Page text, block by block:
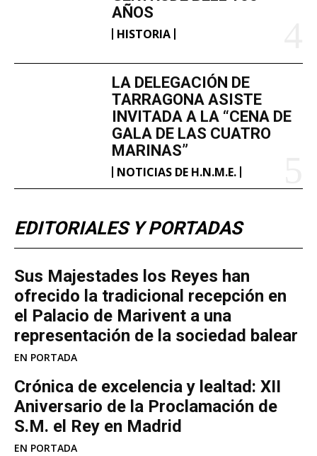
AÑOS
HISTORIA
LA DELEGACIÓN DE
TARRAGONA ASISTE
INVITADA A LA “CENA DE
GALA DE LAS CUATRO
MARINAS”
NOTICIAS DE H.N.M.E.
EDITORIALES Y PORTADAS
​Sus Majestades los Reyes han
ofrecido la tradicional recepción en
el Palacio de Marivent​ a una
representación de la sociedad balear
EN PORTADA
Crónica de excelencia y lealtad: XII
Aniversario de la Proclamación de
S.M. el Rey en Madrid
EN PORTADA